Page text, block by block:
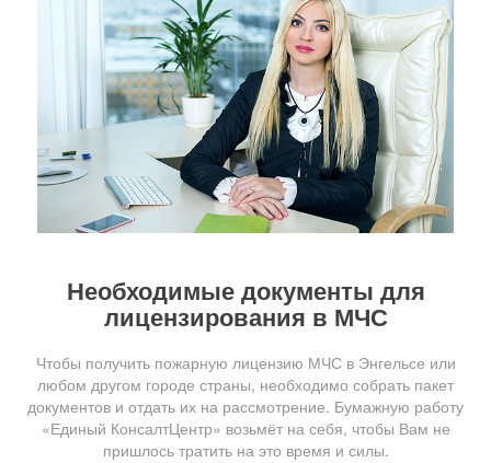
Необходимые документы для
лицензирования в МЧС
Чтобы получить пожарную лицензию МЧС в Энгельсе или
любом другом городе страны, необходимо собрать пакет
документов и отдать их на рассмотрение. Бумажную работу
«Единый КонсалтЦентр» возьмёт на себя, чтобы Вам не
пришлось тратить на это время и силы.